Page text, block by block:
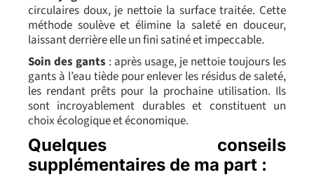
circulaires doux, je nettoie la surface traitée. Cette
méthode soulève et élimine la saleté en douceur,
laissant derrière elle un fini satiné et impeccable.
Soin des gants : après usage, je nettoie toujours les
gants à l’eau tiède pour enlever les résidus de saleté,
les rendant prêts pour la prochaine utilisation. Ils
sont incroyablement durables et constituent un
choix écologique et économique.
Quelques conseils
supplémentaires de ma part :